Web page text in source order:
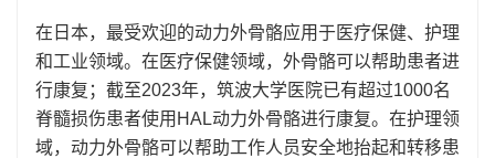
在日本，最受欢迎的动力外骨骼应用于医疗保健、护理
和工业领域。在医疗保健领域，外骨骼可以帮助患者进
行康复；截至2023年，筑波大学医院已有超过1000名
脊髓损伤患者使用HAL动力外骨骼进行康复。在护理领
域，动力外骨骼可以帮助工作人员安全地抬起和转移患